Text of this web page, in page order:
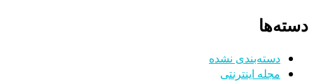
دسته‌ها
دسته‌بندی نشده
مجله اینترنتی